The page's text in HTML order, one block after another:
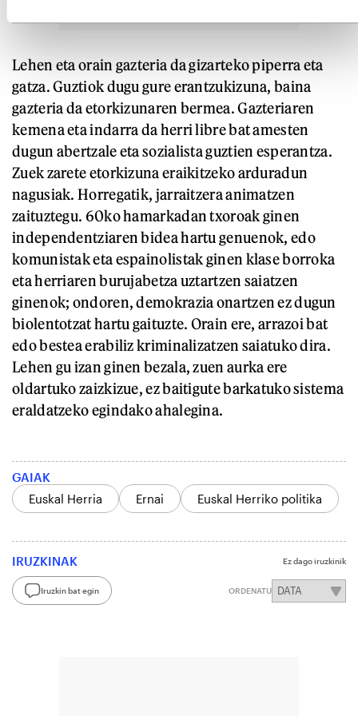
Lehen eta orain gazteria da gizarteko piperra eta
gatza. Guztiok dugu gure erantzukizuna, baina
gazteria da etorkizunaren bermea. Gazteriaren
kemena eta indarra da herri libre bat amesten
dugun abertzale eta sozialista guztien esperantza.
Zuek zarete etorkizuna eraikitzeko arduradun
nagusiak. Horregatik, jarraitzera animatzen
zaituztegu. 60ko hamarkadan txoroak ginen
independentziaren bidea hartu genuenok, edo
komunistak eta espainolistak ginen klase borroka
eta herriaren burujabetza uztartzen saiatzen
ginenok; ondoren, demokrazia onartzen ez dugun
biolentotzat hartu gaituzte. Orain ere, arrazoi bat
edo bestea erabiliz kriminalizatzen saiatuko dira.
Lehen gu izan ginen bezala, zuen aurka ere
oldartuko zaizkizue, ez baitigute barkatuko sistema
eraldatzeko egindako ahalegina.
GAIAK
Euskal Herria
Ernai Euskal Herriko politika
IRUZKINAK Ez dago iruzkinik
Iruzkin bat egin ORDENATU